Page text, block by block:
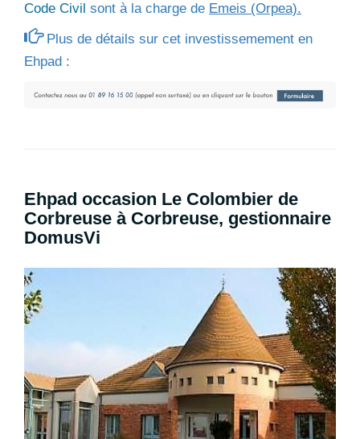
Code Civil sont à la charge de Emeis (Orpea).
Plus de détails sur cet investissemement en
Ehpad :
Ehpad occasion Le Colombier de
Corbreuse à Corbreuse, gestionnaire
DomusVi